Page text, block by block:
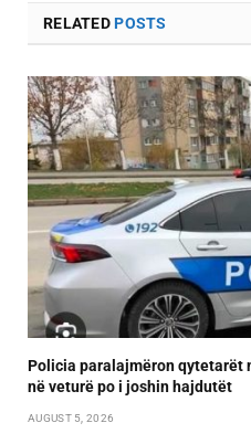
RELATEDPOSTS
Policia paralajmëron qytetarët
në veturë po i joshin hajdutët
AUGUST 5, 2026